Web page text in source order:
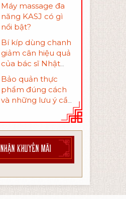
Máy massage đa
năng KASJ có gì
nổi bật?
Bí kíp dùng chanh
giảm cân hiệu quả
của bác sĩ Nhật
Bản
Bảo quản thực
phẩm đúng cách
và những lưu ý cần
ngộ độc
NHẬN KHUYẾN MÃI